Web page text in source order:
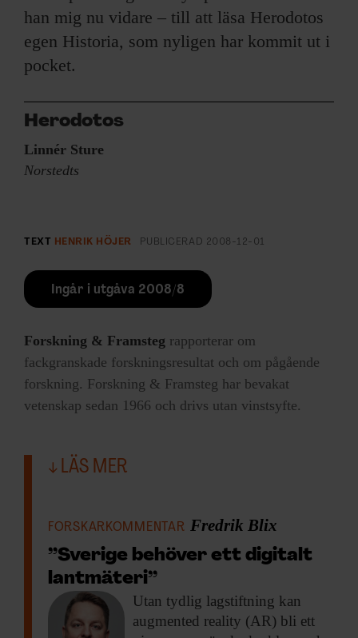
han mig nu vidare – till att läsa Herodotos
egen Historia, som nyligen har kommit ut i
pocket.
Herodotos
Linnér Sture
Norstedts
TEXT HENRIK HÖJER PUBLICERAD 2008-12-01
Ingår i utgåva 2008/8
Forskning & Framsteg rapporterar om
fackgranskade forskningsresultat och om pågående
forskning. Forskning & Framsteg har bevakat
vetenskap sedan 1966 och drivs utan vinstsyfte.
LÄS MER
FORSKARKOMMENTAR Fredrik Blix
”Sverige behöver ett digitalt
lantmäteri”
Utan tydlig lagstiftning kan
augmented reality (AR) bli ett